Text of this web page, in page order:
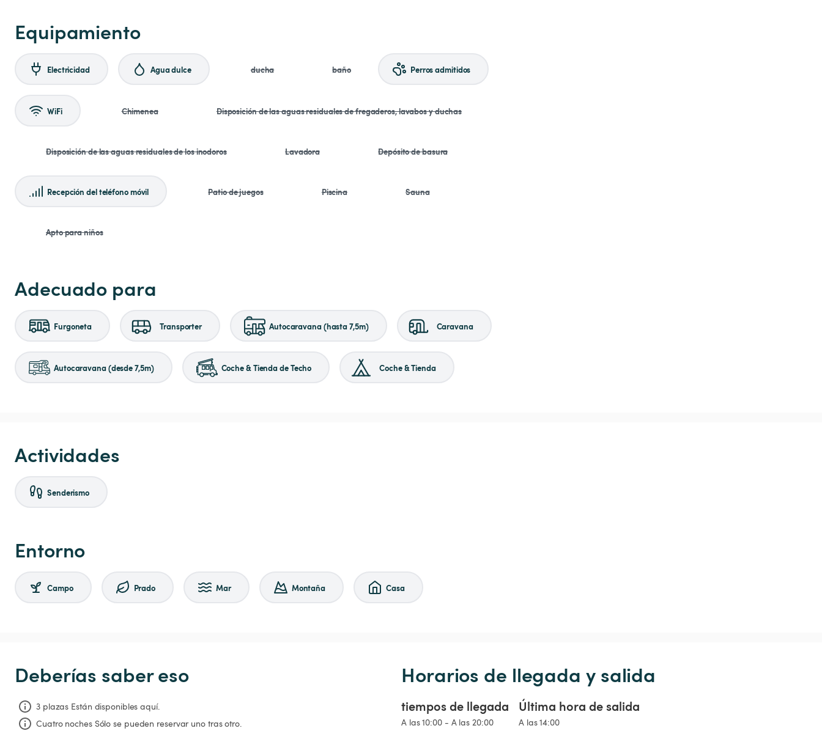
Equipamiento
Electricidad Agua dulce ducha baño Perros admitidos
WiFi Chimenea Disposición de las aguas residuales de fregaderos, lavabos y duchas
Disposición de las aguas residuales de los inodoros Lavadora Depósito de basura
Recepción del teléfono móvil Patio de juegos Piscina Sauna
Apto para niños
Adecuado para
Furgoneta Transporter Autocaravana (hasta 7,5m) Caravana
Autocaravana (desde 7,5m) Coche & Tienda de Techo Coche & Tienda
Actividades
Senderismo
Entorno
Campo Prado Mar Montaña Casa
Deberías saber eso
3 plazas Están disponibles aquí.
Cuatro noches Sólo se pueden reservar uno tras otro.
Horarios de llegada y salida
tiempos de llegada
A las 10:00 - A las 20:00
Última hora de salida
A las 14:00